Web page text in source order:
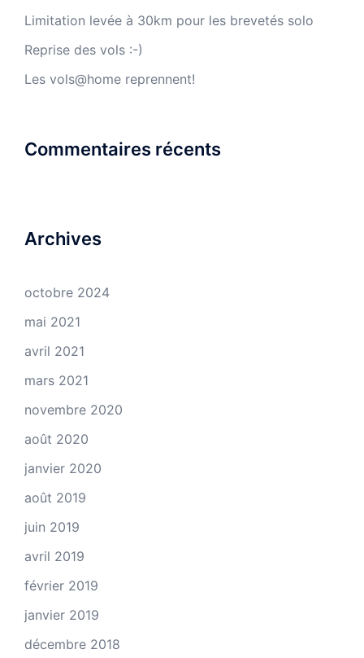
Limitation levée à 30km pour les brevetés solo
Reprise des vols :-)
Les vols@home reprennent!
Commentaires récents
Archives
octobre 2024
mai 2021
avril 2021
mars 2021
novembre 2020
août 2020
janvier 2020
août 2019
juin 2019
avril 2019
février 2019
janvier 2019
décembre 2018